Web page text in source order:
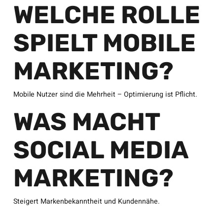
WELCHE ROLLE
SPIELT MOBILE
MARKETING?
Mobile Nutzer sind die Mehrheit – Optimierung ist Pflicht.
WAS MACHT
SOCIAL MEDIA
MARKETING?
Steigert Markenbekanntheit und Kundennähe.